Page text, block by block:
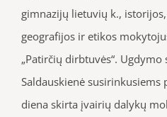
gimnazijų lietuvių k.,
geografijos ir etikos
„Patirčių dirbtuvės“.
Saldauskienė
diena skirta įvairių dalykų